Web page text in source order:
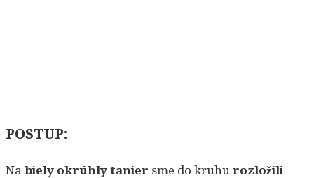
POSTUP:
Na biely okrúhly tanier sme do kruhu rozložili